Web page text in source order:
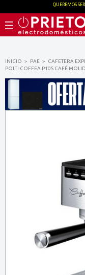
INICIO PAE CAFETERA
POLTI COFFEA P10S CAFÉ
QUEREMOS